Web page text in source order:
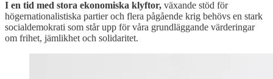
I en tid med stora ekonomiska klyftor, växande stöd för
högernationalistiska partier och flera pågående krig behövs en stark
socialdemokrati som står upp för våra grundläggande värderingar
om frihet, jämlikhet och solidaritet.